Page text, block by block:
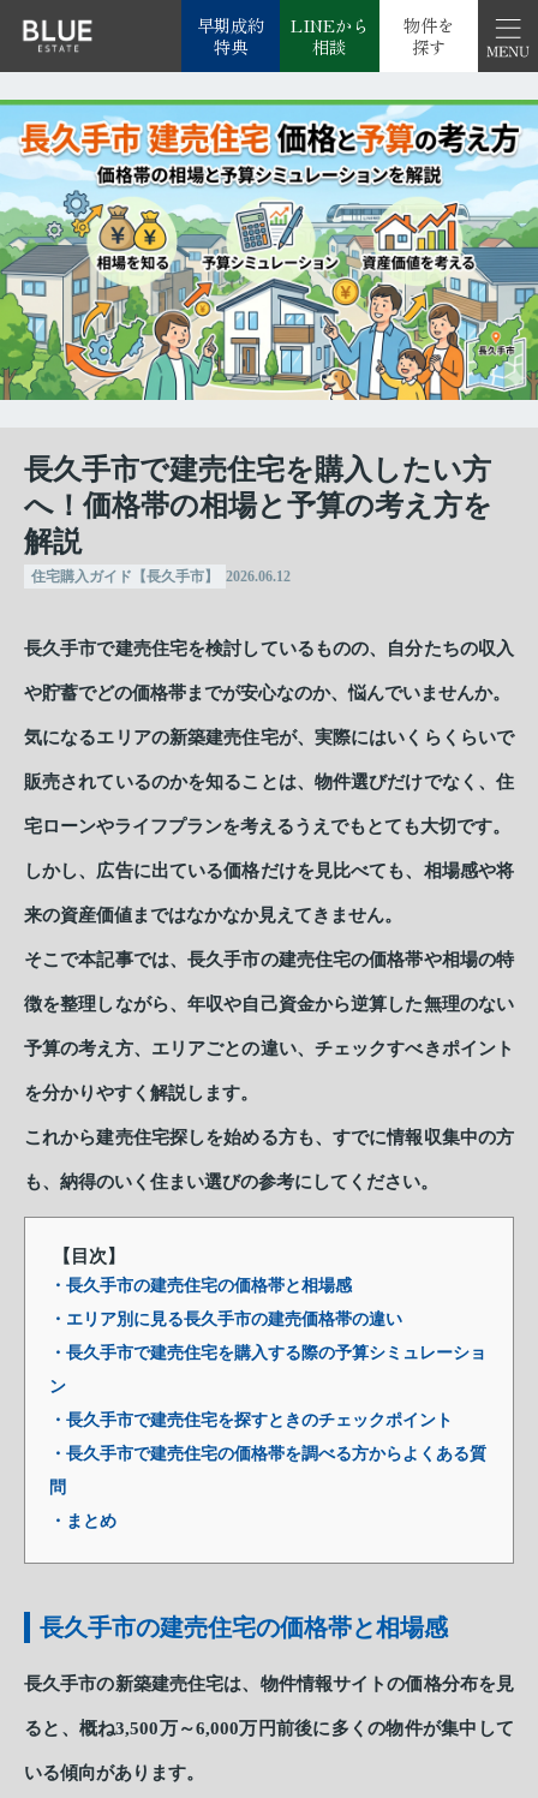
早期成約
特典
LINEから
相談
物件を
探す
長久手市で建売住宅を購入したい方
へ！価格帯の相場と予算の考え方を
解説
住宅購入ガイド【長久手市】 2026.06.12
長久手市で建売住宅を検討しているものの、自分たちの収入
や貯蓄でどの価格帯までが安心なのか、悩んでいませんか。
気になるエリアの新築建売住宅が、実際にはいくらくらいで
販売されているのかを知ることは、物件選びだけでなく、住
宅ローンやライフプランを考えるうえでもとても大切です。
しかし、広告に出ている価格だけを見比べても、相場感や将
来の資産価値まではなかなか見えてきません。
そこで本記事では、長久手市の建売住宅の価格帯や相場の特
徴を整理しながら、年収や自己資金から逆算した無理のない
予算の考え方、エリアごとの違い、チェックすべきポイント
を分かりやすく解説します。
これから建売住宅探しを始める方も、すでに情報収集中の方
も、納得のいく住まい選びの参考にしてください。
【目次】
・長久手市の建売住宅の価格帯と相場感
・エリア別に見る長久手市の建売価格帯の違い
・長久手市で建売住宅を購入する際の予算シミュレーショ
ン
・長久手市で建売住宅を探すときのチェックポイント
・長久手市で建売住宅の価格帯を調べる方からよくある質
問
・まとめ
長久手市の建売住宅の価格帯と相場感
長久手市の新築建売住宅は、物件情報サイトの価格分布を見
ると、概ね3,500万～6,000万円前後に多くの物件が集中して
いる傾向があります。